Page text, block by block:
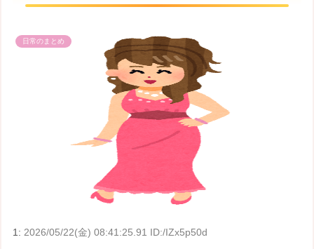
日常のまとめ
1: 2026/05/22(金) 08:41:25.91 ID:/IZx5p50d